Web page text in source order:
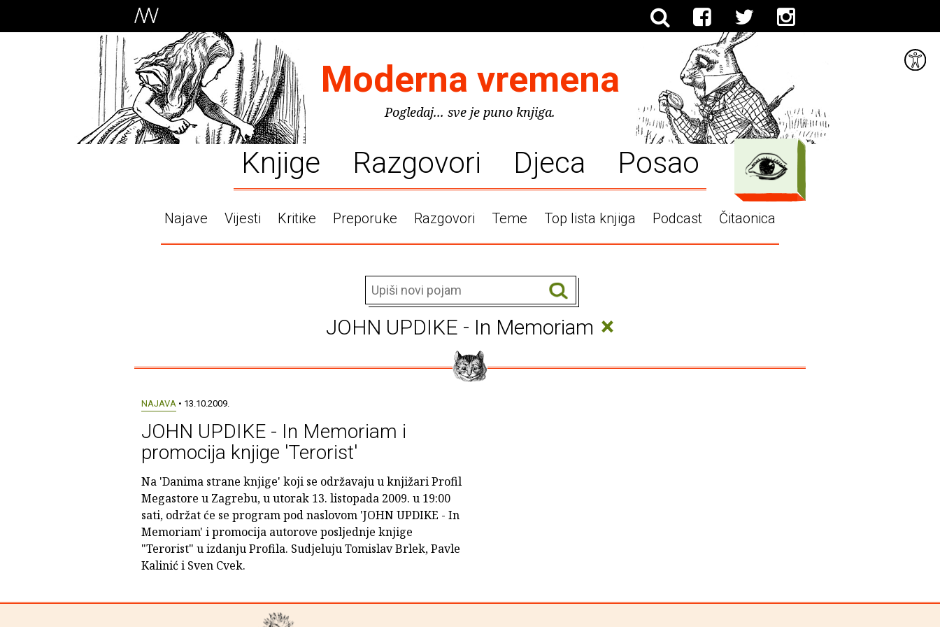
Moderna vremena
Pogledaj... sve je puno knjiga.
Knjige Razgovori Djeca Posao
Najave Vijesti Kritike Preporuke Razgovori Teme Top lista knjiga Podcast Čitaonica
JOHN UPDIKE - In Memoriam ×
NAJAVA• 13.10.2009.
JOHN UPDIKE - In Memoriam i
promocija knjige 'Terorist'
Na 'Danima strane knjige' koji se održavaju u knjižari Profil
Megastore u Zagrebu, u utorak 13. listopada 2009. u 19:00
sati, održat će se program pod naslovom 'JOHN UPDIKE - In
Memoriam' i promocija autorove posljednje knjige
"Terorist" u izdanju Profila. Sudjeluju Tomislav Brlek, Pavle
Kalinić i Sven Cvek.